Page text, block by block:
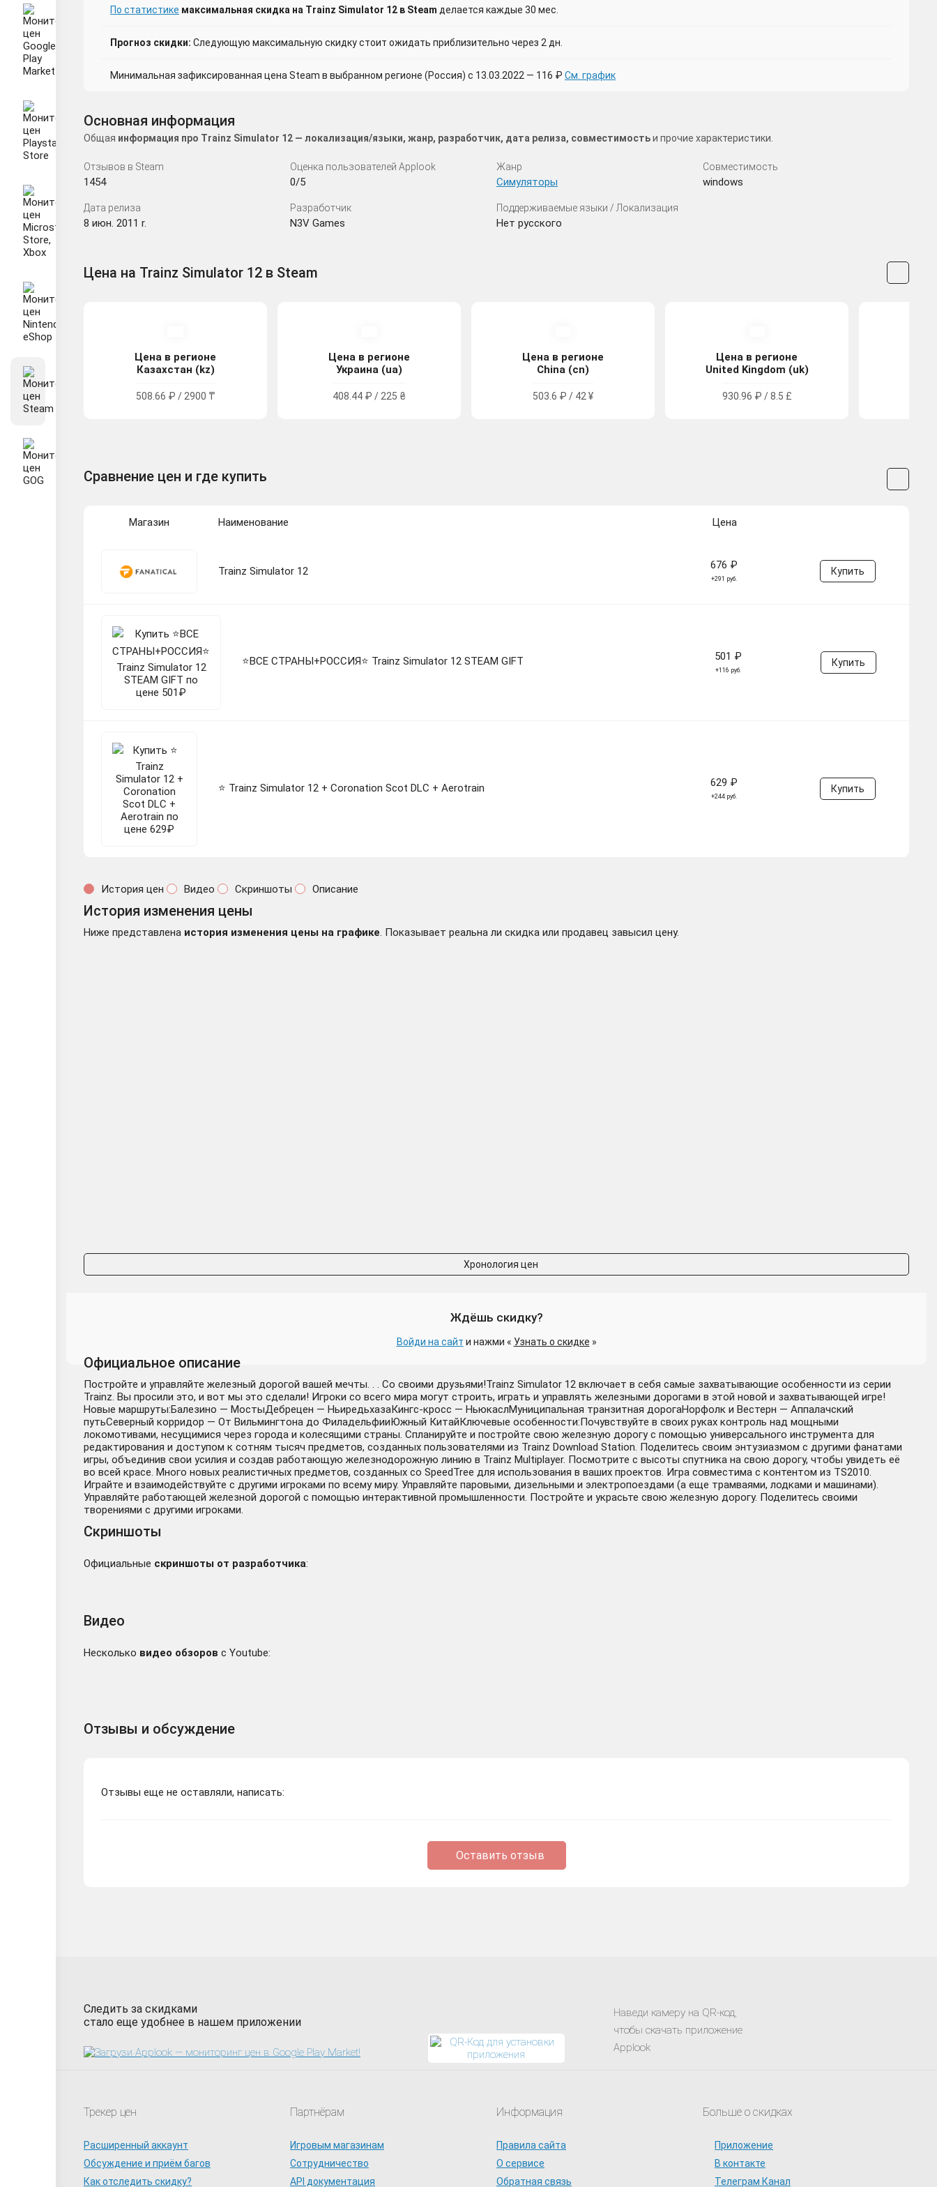
По статистике максимальная скидка на Trainz Simulator 12 в Steam делается каждые 30 мес.
Прогноз скидки: Следующую максимальную скидку стоит ожидать приблизительно через 2 дн.
Минимальная зафиксированная цена Steam в выбранном регионе (Россия) с 13.03.2022 — 116 ₽ См. график
Основная информация
Общая информация про Trainz Simulator 12 — локализация/языки, жанр, разработчик, дата релиза, совместимостьи прочие характеристики.
Отзывов в Steam
1454
Оценка пользователей Applook
0/5
Жанр
Симуляторы
Совместимость
windows
Дата релиза
8 июн. 2011 r.
Разработчик
N3V Games
Поддерживаемые языки / Локализация
Нет русского
Цена на Trainz Simulator 12 в Steam
Цена в регионе
Казахстан (kz)
508.66 ₽ / 2900 ₸
Цена в регионе
Украина (ua)
408.44 ₽ / 225 ₴
Цена в регионе
China (cn)
503.6 ₽ / 42 ¥
Цена в регионе
United Kingdom (uk)
930.96 ₽ / 8.5 £
Сравнение цен и где купить
Магазин Наименование Цена
Trainz Simulator 12 676 ₽
+291 руб.
Купить
⭐️ВСЕ СТРАНЫ+РОССИЯ⭐️ Trainz Simulator 12 STEAM GIFT 501 ₽
+116 руб.
Купить
⭐ Trainz Simulator 12 + Coronation Scot DLC + Aerotrain 629 ₽
+244 руб.
Купить
История цен Видео Скриншоты Описание
История изменения цены
Ниже представлена история изменения цены на графике. Показывает реальна ли скидка или продавец завысил цену.
Хронология цен
Ждёшь скидку?
Войди на сайт и нажми « Узнать о скидке »
Официальное описание
Постройте и управляйте железный дорогой вашей мечты. . . Со своими друзьями!Trainz Simulator 12 включает в себя самые захватывающие особенности из серии
Trainz. Вы просили это, и вот мы это сделали! Игроки со всего мира могут строить, играть и управлять железными дорогами в этой новой и захватывающей игре!
Новые маршруты:Балезино — МостыДебрецен — НьиредьхазаКингс-кросс — НьюкаслМуниципальная транзитная дорогаНорфолк и Вестерн — Аппалачский
путьСеверный корридор — От Вильмингтона до ФиладельфииЮжный КитайКлючевые особенности:Почувствуйте в своих руках контроль над мощными
локомотивами, несущимися через города и колесящими страны. Спланируйте и постройте свою железную дорогу с помощью универсального инструмента для
редактирования и доступом к сотням тысяч предметов, созданных пользователями из Trainz Download Station. Поделитесь своим энтузиазмом с другими фанатами
игры, объединив свои усилия и создав работающую железнодорожную линию в Trainz Multiplayer. Посмотрите с высоты спутника на свою дорогу, чтобы увидеть её
во всей красе. Много новых реалистичных предметов, созданных со SpeedTree для использования в ваших проектов. Игра совместима с контентом из TS2010.
Играйте и взаимодействуйте с другими игроками по всему миру. Управляйте паровыми, дизельными и электропоездами (а еще трамваями, лодками и машинами).
Управляйте работающей железной дорогой с помощью интерактивной промышленности. Постройте и украсьте свою железную дорогу. Поделитесь своими
творениями с другими игроками.
Скриншоты
Официальные скриншоты от разработчика:
Видео
Несколько видео обзоров с Youtube:
Отзывы и обсуждение
Отзывы еще не оставляли, написать:
Оставить отзыв
Следить за скидками
стало еще удобнее в нашем приложении
Наведи камеру на QR-код,
чтобы скачать приложение
Applook
Трекер цен
Расширенный аккаунт
Обсуждение и приём багов
Как отследить скидку?
Партнёрам
Игровым магазинам
Сотрудничество
API документация
Информация
Правила сайта
О сервисе
Обратная связь
Больше о скидках
Приложение
В контакте
Телеграм Канал